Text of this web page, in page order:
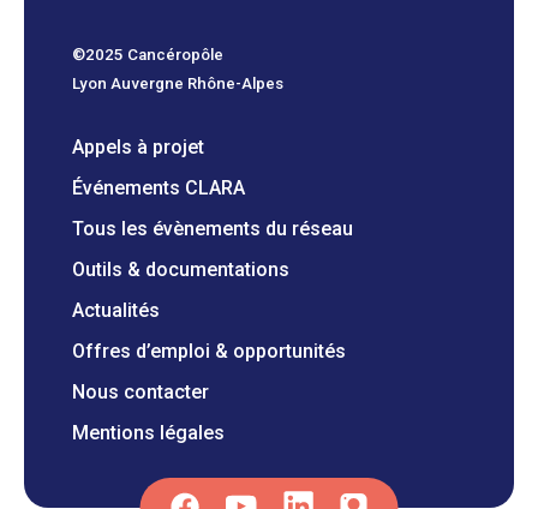
©2025 Cancéropôle
Lyon Auvergne Rhône-Alpes
Appels à projet
Événements CLARA
Tous les évènements du réseau
Outils & documentations
Actualités
Offres d’emploi & opportunités
Nous contacter
Mentions légales